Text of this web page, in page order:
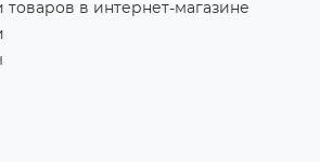
товаров в интернет-магазине